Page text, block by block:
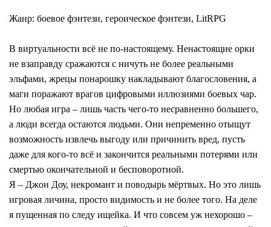
Жанр: боевое фэнтези, героическое фэнтези, LitRPG
В виртуальности всё не по-настоящему. Ненастоящие орки
не взаправду сражаются с ничуть не более реальными
эльфами, жрецы понарошку накладывают благословения, а
маги поражают врагов цифровыми иллюзиями боевых чар.
Но любая игра – лишь часть чего-то несравненно большего,
а люди всегда остаются людьми. Они непременно отыщут
возможность извлечь выгоду или причинить вред, пусть
даже для кого-то всё и закончится реальными потерями или
смертью окончательной и бесповоротной.
Я – Джон Доу, некромант и поводырь мёртвых. Но это лишь
игровая личина, просто видимость и не более того. На деле
я пущенная по следу ищейка. И что совсем уж нехорошо –